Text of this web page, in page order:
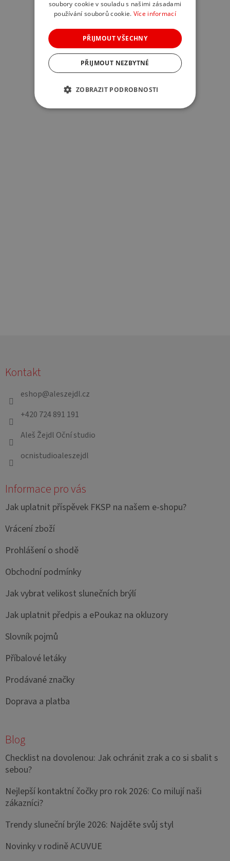
Kontakt
eshop@aleszejdl.cz
+420 724 891 191
Aleš Žejdl Oční studio
ocnistudioaleszejdl
Informace pro vás
Jak uplatnit příspěvek FKSP na našem e-shopu?
Vrácení zboží
Prohlášení o shodě
Obchodní podmínky
Jak vybrat velikost slunečních brýlí
Jak uplatnit předpis a ePoukaz na okluzory
Slovník pojmů
Příbalové letáky
Prodávané značky
Doprava a platba
Blog
Checklist na dovolenou: Jak ochránit zrak a co si sbalit s
sebou?
Nejlepší kontaktní čočky pro rok 2026: Co milují naši
zákazníci?
Trendy sluneční brýle 2026: Najděte svůj styl
Novinky v rodině ACUVUE
soubory cookie v souladu s našimi zásadami
používání souborů cookie. Více informací
PŘIJMOUT VŠECHNY
PŘIJMOUT NEZBYTNÉ
ZOBRAZIT PODROBNOSTI